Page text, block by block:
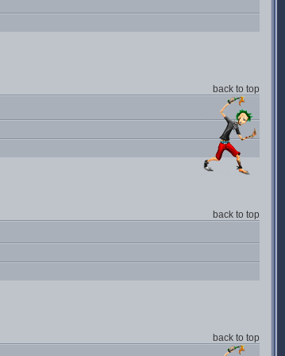
back to top
back to top
back to top